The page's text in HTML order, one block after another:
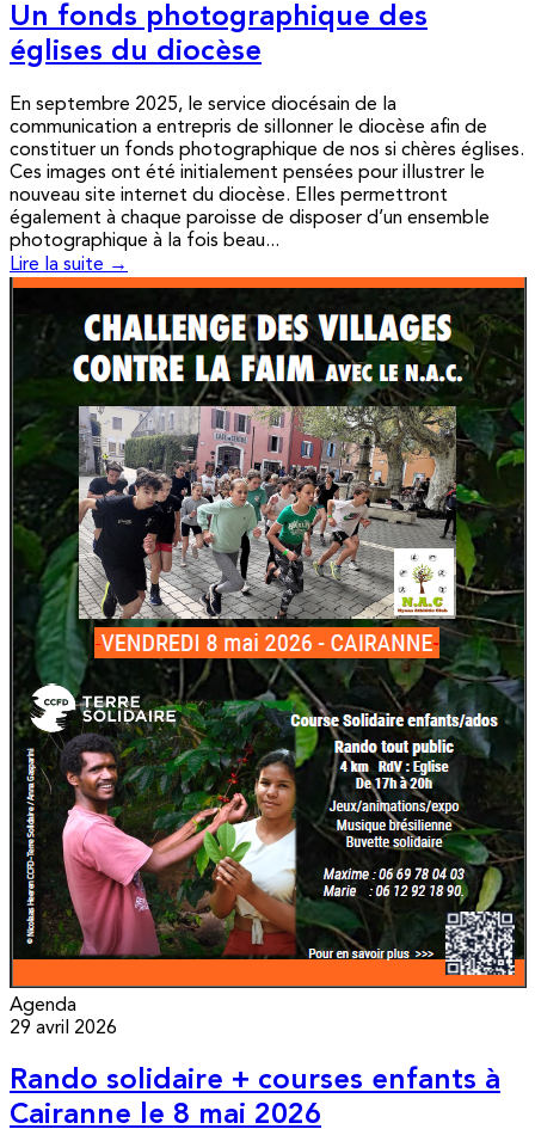
Un fonds photographique des
églises du diocèse
En septembre 2025, le service diocésain de la
communication a entrepris de sillonner le diocèse afin de
constituer un fonds photographique de nos si chères églises.
Ces images ont été initialement pensées pour illustrer le
nouveau site internet du diocèse. Elles permettront
également à chaque paroisse de disposer d’un ensemble
photographique à la fois beau...
Lire la suite →
Agenda
29 avril 2026
Rando solidaire + courses enfants à
Cairanne le 8 mai 2026